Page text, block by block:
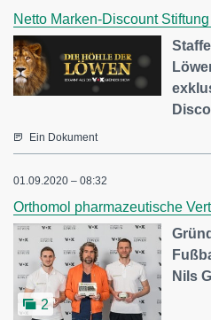
Netto Marken-Discount
Ein Dokument
01.09.2020 – 08:32
Orthomol pharmazeutische
2
Nils